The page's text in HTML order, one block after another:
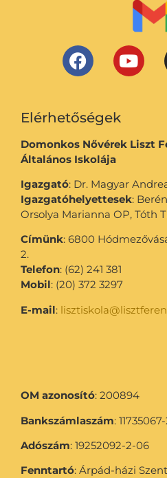
Elérhetőségek
Domonkos Nővérek Liszt
Általános Iskolája
Igazgató: Dr. Magyar
Igazgatóhelyettesek:
Orsolya Marianna OP, Tóth
Címünk: 6800
2.
Telefon: (62) 241 381
Mobil: (20) 372 3297
E-mail:
OM azonosító: 200894
Bankszámlaszám:
Adószám: 19252092-2-06
Fenntartó: Árpád-házi